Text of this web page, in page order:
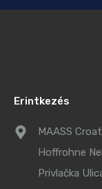
Erintkezés
MAASS
Hoffrohne
Privlačka